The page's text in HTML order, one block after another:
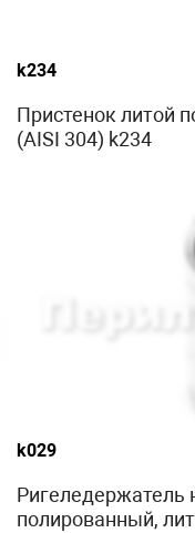
k234
Пристенок литой
(AISI 304) k234
k029
Ригеледержатель
полированный,